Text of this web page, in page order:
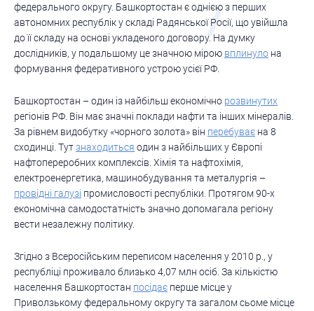
федерального округу. Башкортостан є однією з перших
автономних республік у складі Радянської Росії, що увійшла
до її складу на основі укладеного договору. На думку
дослідників, у подальшому це значною мірою вплинуло на
формування федеративного устрою усієї РФ.
Башкортостан – один із найбільш економічно розвинутих
регіонів РФ. Він має значні поклади нафти та інших мінералів.
За рівнем видобутку «чорного золота» він перебуває на 8
сходинці. Тут знаходиться один з найбільших у Європі
нафтопереробних комплексів. Хімія та нафтохімія,
електроенергетика, машинобудування та металургія –
провідні галузі промисловості республіки. Протягом 90-х
економічна самодостатність значно допомагала регіону
вести незалежну політику.
Згідно з Всеросійським переписом населення у 2010 р., у
республіці проживало близько 4,07 млн осіб. За кількістю
населення Башкортостан посідає перше місце у
Приволзькому федеральному округу та загалом сьоме місце